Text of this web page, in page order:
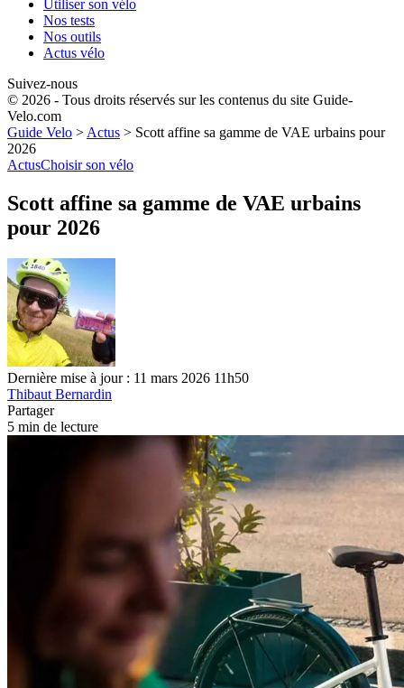
Utiliser son vélo
Nos tests
Nos outils
Actus vélo
Suivez-nous
© 2026 - Tous droits réservés sur les contenus du site Guide-
Velo.com
Guide Velo > Actus > Scott affine sa gamme de VAE urbains pour
2026
ActusChoisir son vélo
Scott affine sa gamme de VAE urbains
pour 2026
Dernière mise à jour : 11 mars 2026 11h50
Thibaut Bernardin
Partager
5 min de lecture